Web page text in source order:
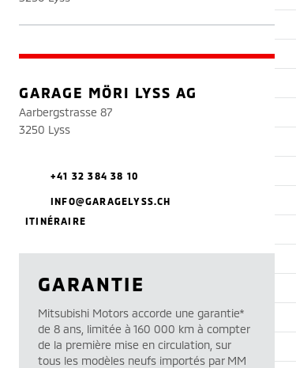
GARAGE MÖRI LYSS AG
Aarbergstrasse 87
3250 Lyss
+41 32 384 38 10
INFO@GARAGELYSS.CH
ITINÉRAIRE
GARANTIE
Mitsubishi Motors accorde une garantie*
de 8 ans, limitée à 160 000 km à compter
de la première mise en circulation, sur
tous les modèles neufs importés par MM